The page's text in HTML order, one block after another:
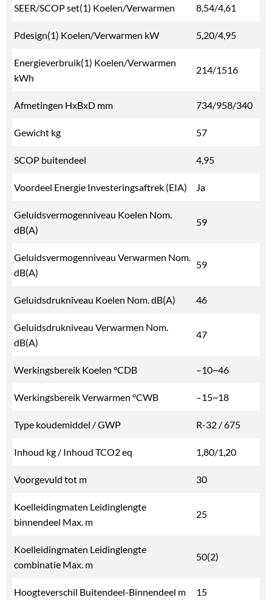
SEER/SCOP set(1) Koelen/Verwarmen 8,54/4,61
Pdesign(1) Koelen/Verwarmen kW 5,20/4,95
Energieverbruik(1) Koelen/Verwarmen
kWh
214/1516
Afmetingen HxBxD mm 734/958/340
Gewicht kg 57
SCOP buitendeel 4,95
Voordeel Energie Investeringsaftrek (EIA) Ja
Geluidsvermogenniveau Koelen Nom.
dB(A)
59
Geluidsvermogenniveau Verwarmen Nom.
dB(A)
59
Geluidsdrukniveau Koelen Nom. dB(A) 46
Geluidsdrukniveau Verwarmen Nom.
dB(A)
47
Werkingsbereik Koelen °CDB –10~46
Werkingsbereik Verwarmen °CWB –15~18
Type koudemiddel / GWP R-32 / 675
Inhoud kg / Inhoud TCO2 eq 1,80/1,20
Voorgevuld tot m 30
Koelleidingmaten Leidinglengte
binnendeel Max. m
25
Koelleidingmaten Leidinglengte
combinatie Max. m
50(2)
Hoogteverschil Buitendeel-Binnendeel m 15